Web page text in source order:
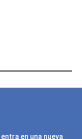
en una nueva